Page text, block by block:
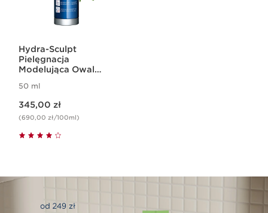
Hydra-Sculpt
Pielęgnacja
Modelująca Owal
50 ml
345,00 zł
(690,00 zł/100ml)